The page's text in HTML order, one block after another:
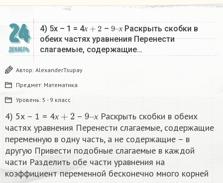
24
ДЕКАБРЬ
4) 5х – 1 = 4х
х+2 – х
9–
х
Раскрыть скобки в
обеих частях уравнения Перенести
слагаемые, содержащие…
Автор: AlexanderTsupay
Предмет: Математика
Уровень: 5 - 9 класс
4) 5х – 1 = 4х – х
9
х
Раскрыть скобки в обеих
частях уравнения Перенести слагаемые, содержащие
переменную в одну часть, а не содержащие – в
другую Привести подобные слагаемые в каждой
части Разделить обе части уравнения на
коэффициент переменной бесконечно много корней​